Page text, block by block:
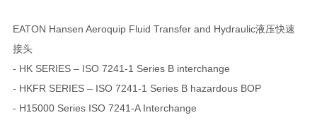
EATON Hansen Aeroquip Fluid Transfer and Hydraulic液压快速
接头
- HK SERIES – ISO 7241-1 Series B interchange
- HKFR SERIES – ISO 7241-1 Series B hazardous BOP
- H15000 Series ISO 7241-A Interchange